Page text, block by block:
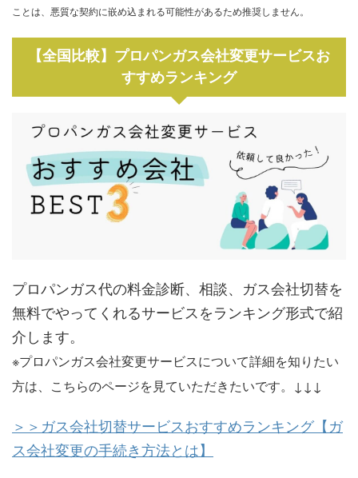
ことは、悪質な契約に嵌め込まれる可能性があるため推奨しません。
【全国比較】プロパンガス会社変更サービスお
すすめランキング
プロパンガス代の料金診断、相談、ガス会社切替を
無料でやってくれるサービスをランキング形式で紹
介します。
※プロパンガス会社変更サービスについて詳細を知りたい
方は、こちらのページを見ていただきたいです。↓↓↓
＞＞ガス会社切替サービスおすすめランキング【ガ
ス会社変更の手続き方法とは】